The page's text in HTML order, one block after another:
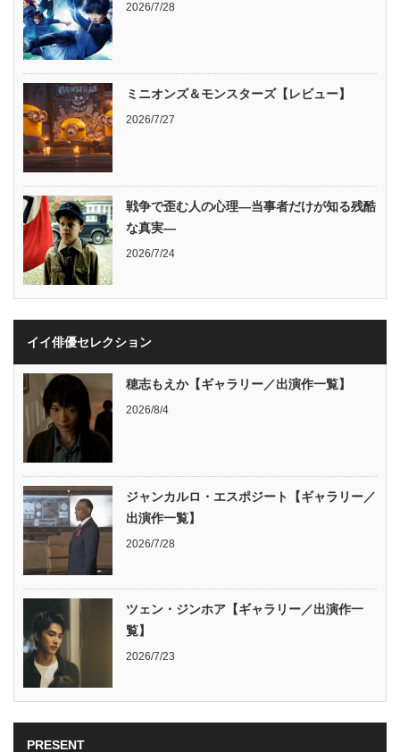
2026/7/28
ミニオンズ＆モンスターズ【レビュー】
2026/7/27
戦争で歪む人の心理―当事者だけが知る残酷
な真実―
2026/7/24
イイ俳優セレクション
穂志もえか【ギャラリー／出演作一覧】
2026/8/4
ジャンカルロ・エスポジート【ギャラリー／
出演作一覧】
2026/7/28
ツェン・ジンホア【ギャラリー／出演作一
覧】
2026/7/23
PRESENT